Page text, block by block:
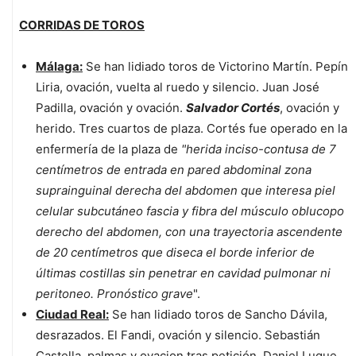
CORRIDAS DE TOROS
Málaga: Se han lidiado toros de Victorino Martín. Pepín
Liria, ovación, vuelta al ruedo y silencio. Juan José
Padilla, ovación y ovación. Salvador Cortés, ovación y
herido. Tres cuartos de plaza. Cortés fue operado en la
enfermería de la plaza de "herida inciso-contusa de 7
centímetros de entrada en pared abdominal zona
suprainguinal derecha del abdomen que interesa piel
celular subcutáneo fascia y fibra del músculo oblucopo
derecho del abdomen, con una trayectoria ascendente
de 20 centímetros que diseca el borde inferior de
últimas costillas sin penetrar en cavidad pulmonar ni
peritoneo. Pronóstico grave".
Ciudad Real: Se han lidiado toros de Sancho Dávila,
desrazados. El Fandi, ovación y silencio. Sebastián